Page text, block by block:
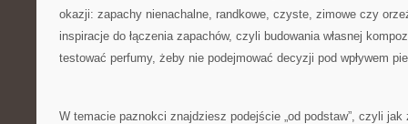
okazji: zapachy nienachalne, randkowe, czyste, zimowe czy
inspiracje do łączenia zapachów, czyli budowania własnej
testować perfumy, żeby nie podejmować decyzji pod wpływem
W temacie paznokci znajdziesz podejście „od podstaw”, czyli jak